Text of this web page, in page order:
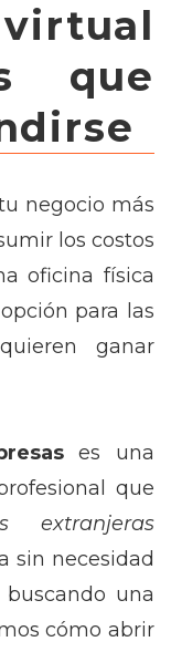
que
negocio más
los costos
oficina física
para las
ganar
es una
que
extranjeras
sin necesidad
una
cómo abrir